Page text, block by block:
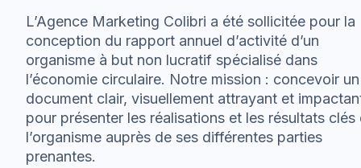
L’Agence Marketing Colibri a été sollicitée pour la
conception du rapport annuel d’activité d’un
organisme à but non lucratif spécialisé dans
l’économie circulaire. Notre mission : concevoir un
document clair, visuellement attrayant et
pour présenter les réalisations et les résultats clés
l’organisme auprès de ses différentes parties
prenantes.